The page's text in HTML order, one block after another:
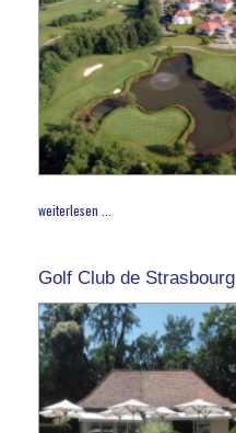
weiterlesen ...
Golf Club de Strasbourg